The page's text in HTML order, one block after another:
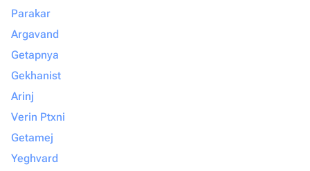
Parakar
Argavand
Getapnya
Gekhanist
Arinj
Verin Ptxni
Getamej
Yeghvard